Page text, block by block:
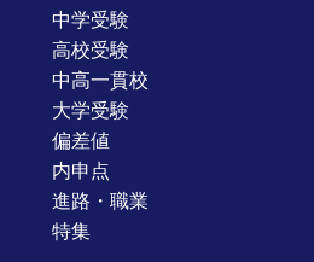
中学受験
高校受験
中高一貫校
大学受験
偏差値
内申点
進路・職業
特集